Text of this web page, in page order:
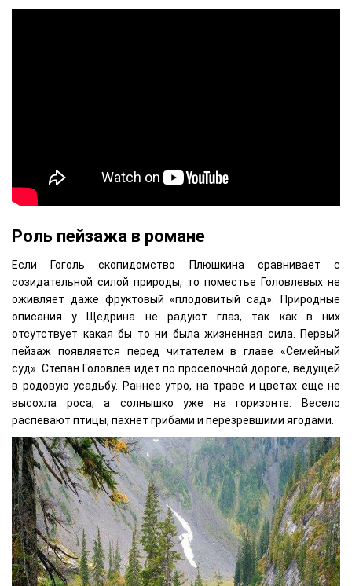
Роль пейзажа в романе
Если Гоголь скопидомство Плюшкина сравнивает с
созидательной силой природы, то поместье Головлевых не
оживляет даже фруктовый «плодовитый сад». Природные
описания у Щедрина не радуют глаз, так как в них
отсутствует какая бы то ни была жизненная сила. Первый
пейзаж появляется перед читателем в главе «Семейный
суд». Степан Головлев идет по проселочной дороге, ведущей
в родовую усадьбу. Раннее утро, на траве и цветах еще не
высохла роса, а солнышко уже на горизонте. Весело
распевают птицы, пахнет грибами и перезревшими ягодами.